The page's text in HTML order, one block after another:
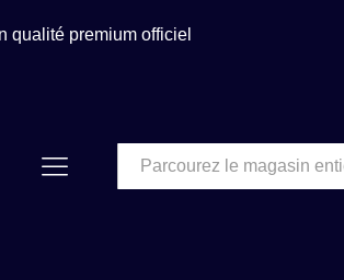
qualité premium officiel
Tous
Spécification Avis (1)